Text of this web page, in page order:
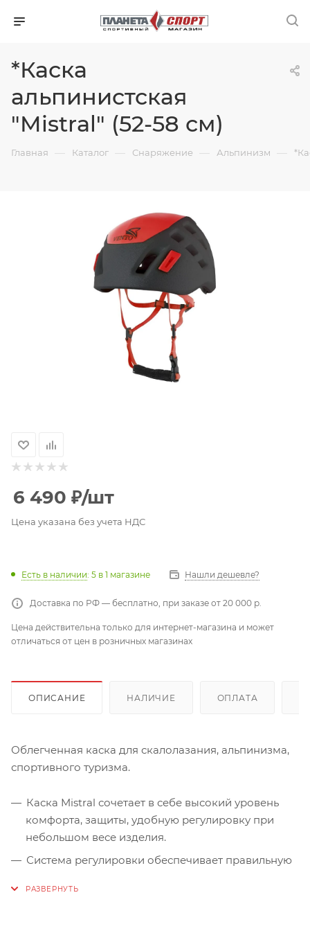
*Каска
альпинистская
"Mistral" (52-58 см)
Главная — Каталог — Снаряжение — Альпинизм —
6 490 ₽/шт
Цена указана без учета НДС
Есть в наличии: 5 в 1 магазине Нашли дешевле?
Доставка по РФ — бесплатно, при заказе от 20 000 р.
Цена действительна только для интернет-магазина и может
отличаться от цен в розничных магазинах
ОПИСАНИЕ НАЛИЧИЕ ОПЛАТА
Облегченная каска для скалолазания, альпинизма,
спортивного туризма.
Каска Mistral сочетает в себе высокий уровень
комфорта, защиты, удобную регулировку при
небольшом весе изделия.
Система регулировки обеспечивает правильную
система вентиляции обеспечивает комфорт при